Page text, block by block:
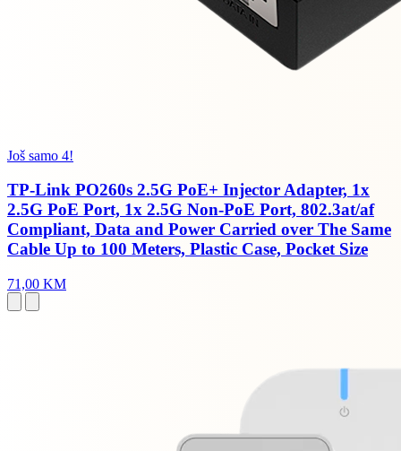
Još samo 4!
TP-Link PO260s 2.5G PoE+ Injector Adapter, 1x
2.5G PoE Port, 1x 2.5G Non-PoE Port, 802.3at/af
Compliant, Data and Power Carried over The Same
Cable Up to 100 Meters, Plastic Case, Pocket Size
71,00 KM